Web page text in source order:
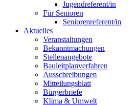
Jugendreferent/in
Für Senioren
Seniorenreferent/in
Aktuelles
Veranstaltungen
Bekanntmachungen
Stellenangebote
Bauleitplanverfahren
Ausschreibungen
Mitteilungsblatt
Bürgerbriefe
Klima & Umwelt